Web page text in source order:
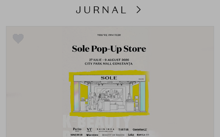
JURNAL